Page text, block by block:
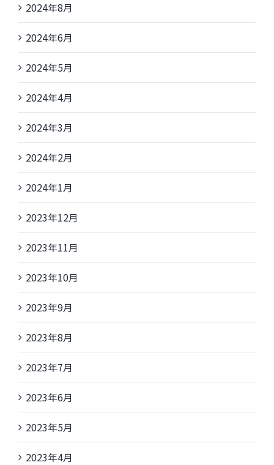
2024年8月
2024年6月
2024年5月
2024年4月
2024年3月
2024年2月
2024年1月
2023年12月
2023年11月
2023年10月
2023年9月
2023年8月
2023年7月
2023年6月
2023年5月
2023年4月